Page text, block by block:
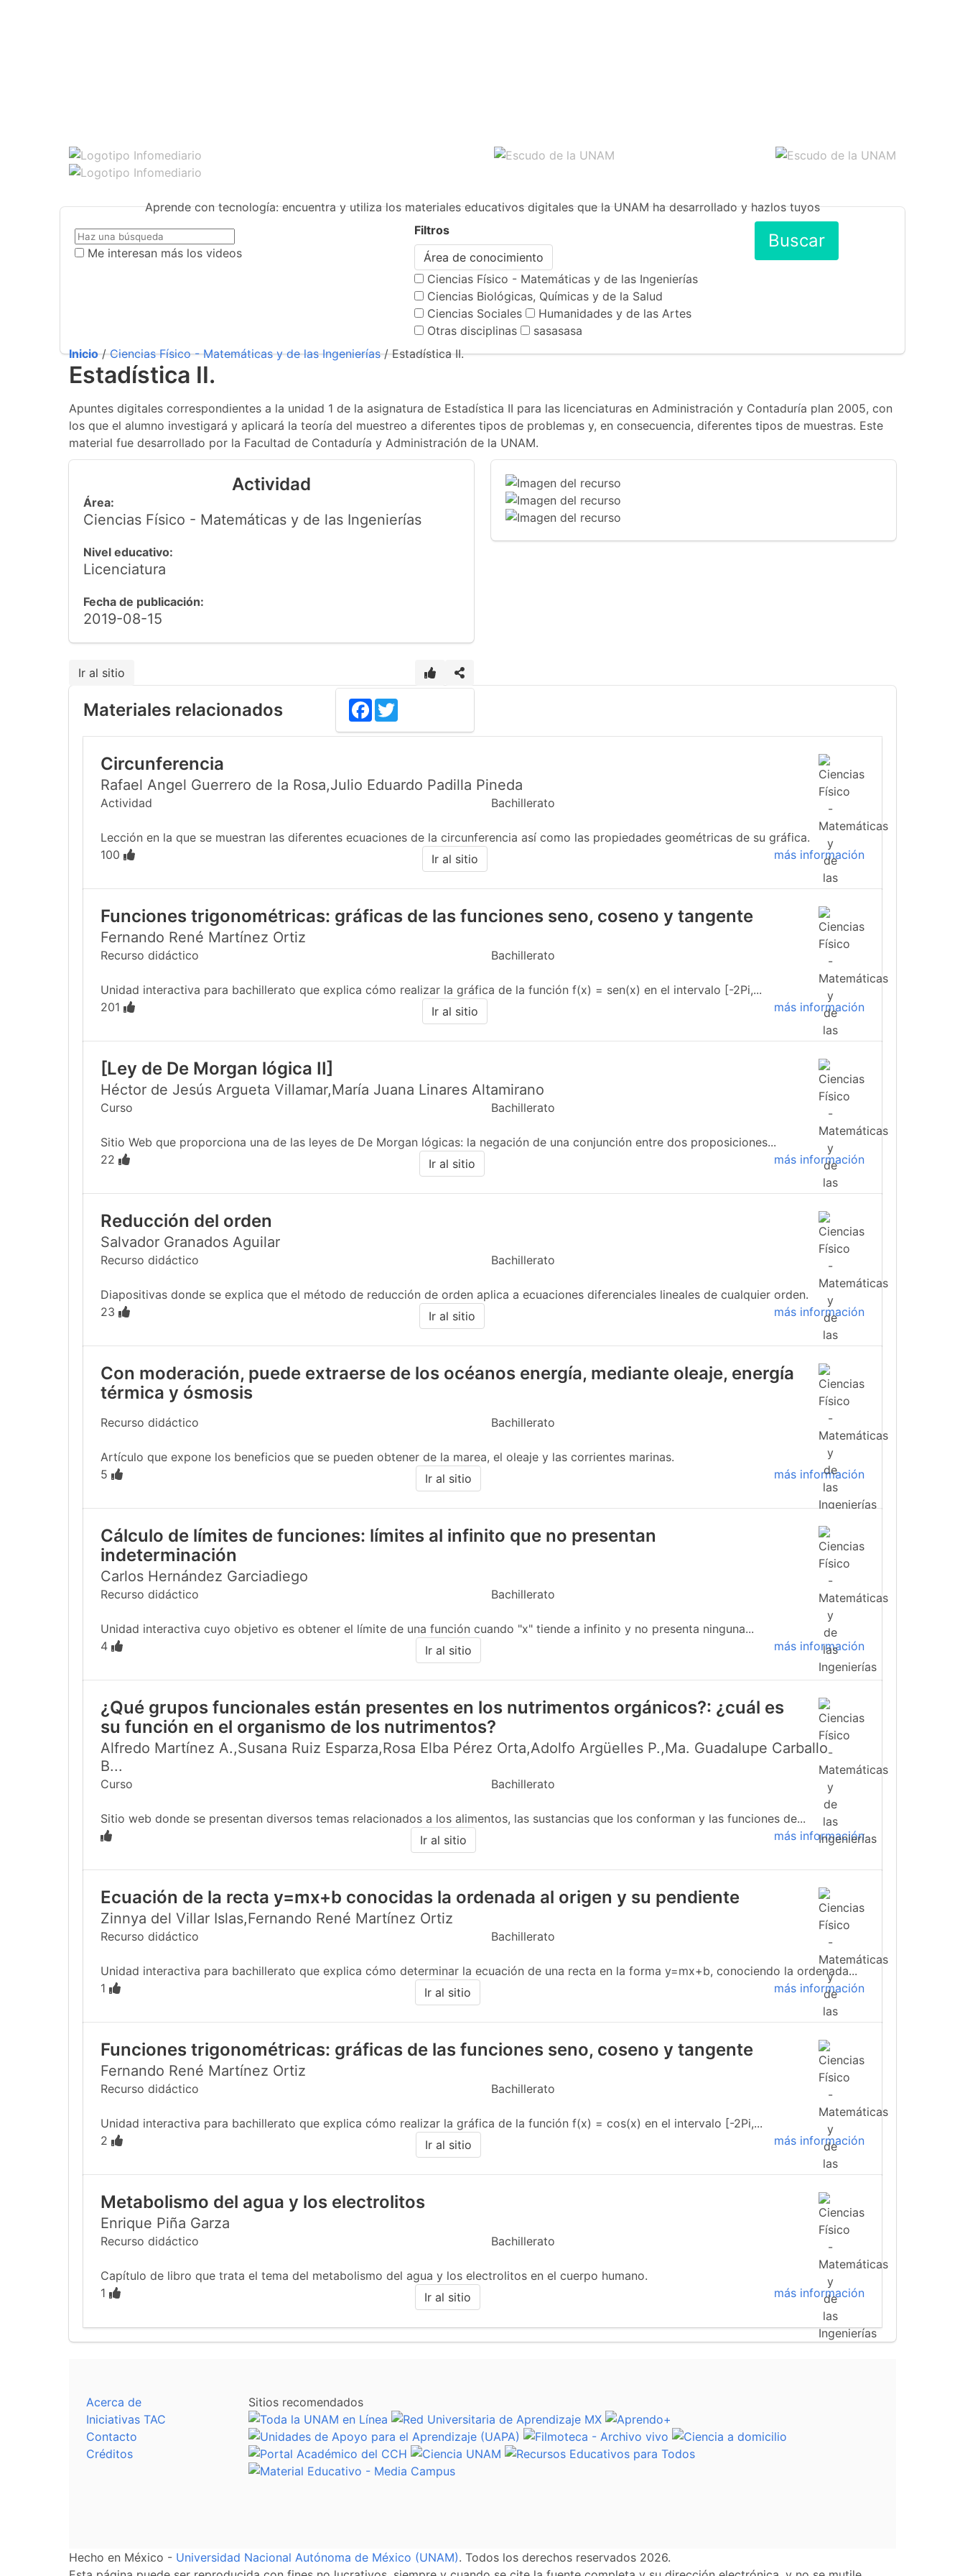
Aprende con tecnología: encuentra y utiliza los materiales educativos digitales que la UNAM ha desarrollado y hazlos tuyos
Me interesan más los videos
Filtros
Área de conocimiento
Ciencias Físico - Matemáticas y de las Ingenierías
Ciencias Biológicas, Químicas y de la Salud
Ciencias Sociales
Humanidades y de las Artes
Otras disciplinas
sasasasa
Buscar
Inicio/Ciencias Físico - Matemáticas y de las Ingenierías/ Estadística II.
Estadística II.
Apuntes digitales correspondientes a la unidad 1 de la asignatura de Estadística II para las licenciaturas en Administración y Contaduría plan 2005, con
los que el alumno investigará y aplicará la teoría del muestreo a diferentes tipos de problemas y, en consecuencia, diferentes tipos de muestras. Este
material fue desarrollado por la Facultad de Contaduría y Administración de la UNAM.
Actividad
Área:
Ciencias Físico - Matemáticas y de las Ingenierías
Nivel educativo:
Licenciatura
Fecha de publicación:
2019-08-15
Ir al sitio
Facebook
Materiales relacionados
Circunferencia
Rafael Angel Guerrero de la Rosa,Julio Eduardo Padilla Pineda
Actividad Bachillerato
Lección en la que se muestran las diferentes ecuaciones de la circunferencia así como las propiedades geométricas de su gráfica.
100
más información
Ir al sitio
Funciones trigonométricas: gráficas de las funciones seno, coseno y tangente
Fernando René Martínez Ortiz
Recurso didáctico Bachillerato
Unidad interactiva para bachillerato que explica cómo realizar la gráfica de la función f(x) = sen(x) en el intervalo [-2Pi,...
201
más información
Ir al sitio
[Ley de De Morgan lógica II]
Héctor de Jesús Argueta Villamar,María Juana Linares Altamirano
Curso Bachillerato
Sitio Web que proporciona una de las leyes de De Morgan lógicas: la negación de una conjunción entre dos proposiciones...
22
más información
Ir al sitio
Reducción del orden
Salvador Granados Aguilar
Recurso didáctico Bachillerato
Diapositivas donde se explica que el método de reducción de orden aplica a ecuaciones diferenciales lineales de cualquier orden.
23
más información
Ir al sitio
Con moderación, puede extraerse de los océanos energía, mediante oleaje, energía
térmica y ósmosis
Recurso didáctico Bachillerato
Artículo que expone los beneficios que se pueden obtener de la marea, el oleaje y las corrientes marinas.
5
más información
Ir al sitio
Cálculo de límites de funciones: límites al infinito que no presentan
indeterminación
Carlos Hernández Garciadiego
Recurso didáctico Bachillerato
Unidad interactiva cuyo objetivo es obtener el límite de una función cuando "x" tiende a infinito y no presenta ninguna...
4
más información
Ir al sitio
¿Qué grupos funcionales están presentes en los nutrimentos orgánicos?: ¿cuál es
su función en el organismo de los nutrimentos?
Alfredo Martínez A.,Susana Ruiz Esparza,Rosa Elba Pérez Orta,Adolfo Argüelles P.,Ma. Guadalupe Carballo
B...
Curso Bachillerato
Sitio web donde se presentan diversos temas relacionados a los alimentos, las sustancias que los conforman y las funciones de...
más información
Ir al sitio
Ecuación de la recta y=mx+b conocidas la ordenada al origen y su pendiente
Zinnya del Villar Islas,Fernando René Martínez Ortiz
Recurso didáctico Bachillerato
Unidad interactiva para bachillerato que explica cómo determinar la ecuación de una recta en la forma y=mx+b, conociendo la ordenada...
1
más información
Ir al sitio
Funciones trigonométricas: gráficas de las funciones seno, coseno y tangente
Fernando René Martínez Ortiz
Recurso didáctico Bachillerato
Unidad interactiva para bachillerato que explica cómo realizar la gráfica de la función f(x) = cos(x) en el intervalo [-2Pi,...
2
más información
Ir al sitio
Metabolismo del agua y los electrolitos
Enrique Piña Garza
Recurso didáctico Bachillerato
Capítulo de libro que trata el tema del metabolismo del agua y los electrolitos en el cuerpo humano.
1
más información
Ir al sitio
Acerca de
Iniciativas TAC
Contacto
Créditos
Sitios recomendados
Hecho en México - Universidad Nacional Autónoma de México (UNAM). Todos los derechos reservados 2026.